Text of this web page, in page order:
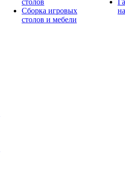
столов
Сборка игровых
столов и мебели